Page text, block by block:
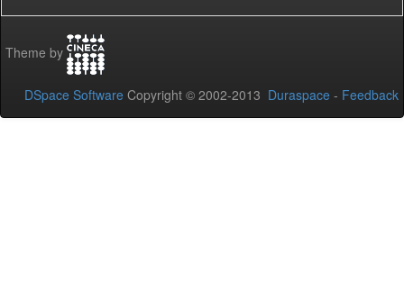
Theme by
DSpace Software Copyright © 2002-2013 Duraspace - Feedback